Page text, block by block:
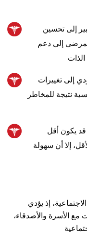
إلى تحسين
إلى دعم
إلى تغييرات
نتيجة للمخاطر
قد يكون أقل
إلا أن سهولة
إذ يؤدي
مع الأسرة والأصدقاء،